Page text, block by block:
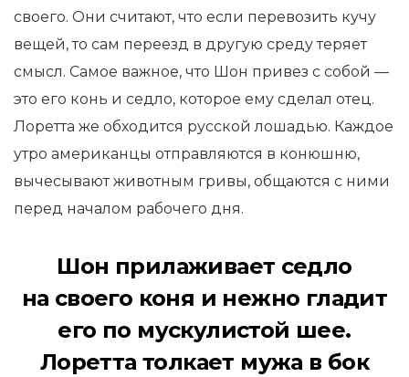
своего. Они считают, что если перевозить кучу
вещей, то сам переезд в другую среду теряет
смысл. Самое важное, что Шон привез с собой —
это его конь и седло, которое ему сделал отец.
Лоретта же обходится русской лошадью. Каждое
утро американцы отправляются в конюшню,
вычесывают животным гривы, общаются с ними
перед началом рабочего дня.
Шон прилаживает седло
на своего коня и нежно гладит
его по мускулистой шее.
Лоретта толкает мужа в бок